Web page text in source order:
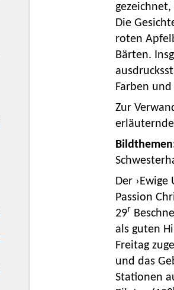
Die
roten
Bärten.
Farben
Zur
Der
Passion
29r
als guten
Freitag
und das
Stationen